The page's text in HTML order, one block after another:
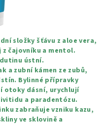
složky šťávu z aloe vera,
čajovníku a mentol.
ústní.
a zubní kámen ze zubů,
Bylinné přípravky
dásní, urychlují
a paradentózu.
zabraňuje vzniku kazu,
ve sklovině a